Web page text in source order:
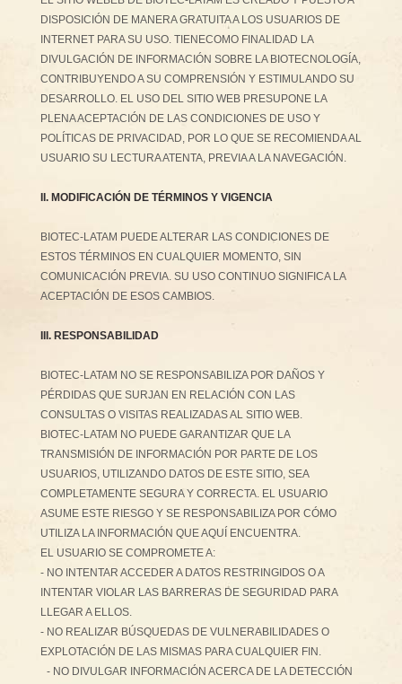
DISPOSICIÓN DE MANERA GRATUITA A LOS USUARIOS DE
INTERNET PARA SU USO. TIENECOMO FINALIDAD LA
DIVULGACIÓN DE INFORMACIÓN SOBRE LA BIOTECNOLOGÍA,
CONTRIBUYENDO A SU COMPRENSIÓN Y ESTIMULANDO SU
DESARROLLO. EL USO DEL SITIO WEB PRESUPONE LA
PLENA ACEPTACIÓN DE LAS CONDICIONES DE USO Y
POLÍTICAS DE PRIVACIDAD, POR LO QUE SE RECOMIENDA AL
USUARIO SU LECTURA ATENTA, PREVIA A LA NAVEGACIÓN.
II. MODIFICACIÓN DE TÉRMINOS Y VIGENCIA
BIOTEC-LATAM PUEDE ALTERAR LAS CONDICIONES DE
ESTOS TÉRMINOS EN CUALQUIER MOMENTO, SIN
COMUNICACIÓN PREVIA. SU USO CONTINUO SIGNIFICA LA
ACEPTACIÓN DE ESOS CAMBIOS.
III. RESPONSABILIDAD
BIOTEC-LATAM NO SE RESPONSABILIZA POR DAÑOS Y
PÉRDIDAS QUE SURJAN EN RELACIÓN CON LAS
CONSULTAS O VISITAS REALIZADAS AL SITIO WEB.
BIOTEC-LATAM NO PUEDE GARANTIZAR QUE LA
TRANSMISIÓN DE INFORMACIÓN POR PARTE DE LOS
USUARIOS, UTILIZANDO DATOS DE ESTE SITIO, SEA
COMPLETAMENTE SEGURA Y CORRECTA. EL USUARIO
ASUME ESTE RIESGO Y SE RESPONSABILIZA POR CÓMO
UTILIZA LA INFORMACIÓN QUE AQUÍ ENCUENTRA.
EL USUARIO SE COMPROMETE A:
- NO INTENTAR ACCEDER A DATOS RESTRINGIDOS O A
INTENTAR VIOLAR LAS BARRERAS DE SEGURIDAD PARA
LLEGAR A ELLOS.
- NO REALIZAR BÚSQUEDAS DE VULNERABILIDADES O
EXPLOTACIÓN DE LAS MISMAS PARA CUALQUIER FIN.
- NO DIVULGAR INFORMACIÓN ACERCA DE LA DETECCIÓN